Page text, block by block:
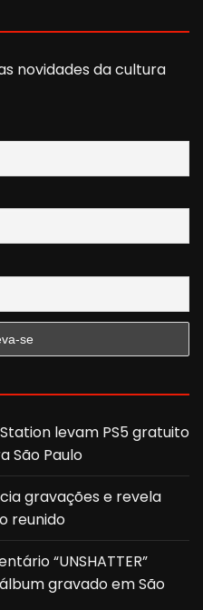
novidades da cultura
levam PS5 gratuito
São Paulo
gravações e revela
reunido
“UNSHATTER”
gravado em São